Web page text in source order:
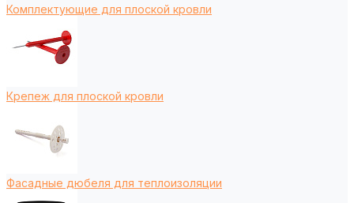
Комплектующие для плоской кровли
Крепеж для плоской кровли
Фасадные дюбеля для теплоизоляции